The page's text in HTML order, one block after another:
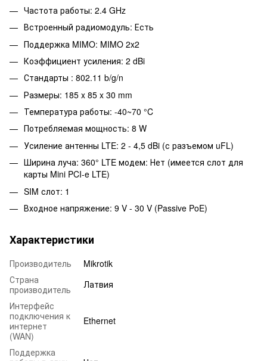
Частота работы: 2.4 GHz
Встроенный радиомодуль: Есть
Поддержка MIMO: MIMO 2x2
Коэффициент усиления: 2 dBi
Стандарты : 802.11 b/g/n
Размеры: 185 x 85 x 30 mm
Температура работы: -40~70 °C
Потребляемая мощность: 8 W
Усиление антенны LTE: 2 - 4,5 dBi (с разъемом uFL)
Ширина луча: 360° LTE модем: Нет (имеется слот для
карты Mini PCI-e LTE)
SIM слот: 1
Входное напряжение: 9 V - 30 V (Passive PoE)
Характеристики
Производитель
Mikrotik
Страна
производитель
Латвия
Интерфейс
подключения к
интернет
(WAN)
Ethernet
Поддержка